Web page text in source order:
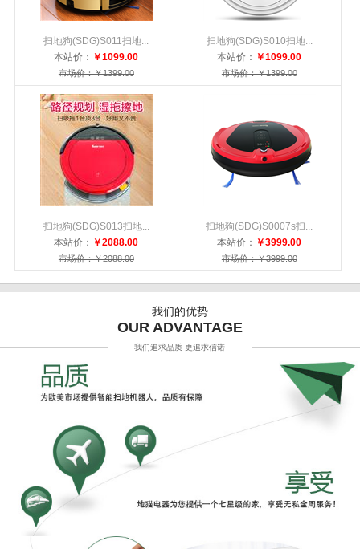
扫地狗(SDG)S011扫地...
本站价： ￥1099.00
市场价：￥1399.00
扫地狗(SDG)S010扫地...
本站价： ￥1099.00
市场价：￥1399.00
扫地狗(SDG)S013扫地...
本站价： ￥2088.00
市场价：￥2088.00
扫地狗(SDG)S0007s扫...
本站价： ￥3999.00
市场价：￥3999.00
我们的优势
OUR ADVANTAGE
我们追求品质 更追求信诺